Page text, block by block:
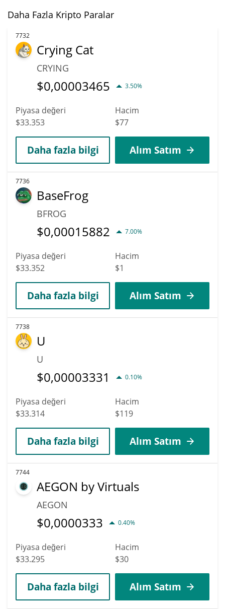
Daha Fazla Kripto Paralar
7732
Crying Cat
CRYING
$0,00003465 3.50%
Piyasa değeri
$33.353
Hacim
$77
Daha fazla bilgi Alım Satım
7736
BaseFrog
BFROG
$0,00015882 7.00%
Piyasa değeri
$33.352
Hacim
$1
Daha fazla bilgi Alım Satım
7738
U
U
$0,00003331 0.10%
Piyasa değeri
$33.314
Hacim
$119
Daha fazla bilgi Alım Satım
7744
AEGON by Virtuals
AEGON
$0,0000333 0.40%
Piyasa değeri
$33.295
Hacim
$30
Daha fazla bilgi Alım Satım